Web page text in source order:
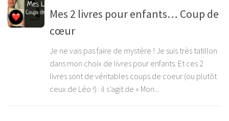
Mes 2 livres pour enfants… Coup de
cœur
Je ne vais pas faire de mystère ! Je suis très tatillon
dans mon choix de livres pour enfants. Et ces 2
livres sont de véritables coups de coeur (ou plutôt
ceux de Léo !) : il s’agit de « Mon...